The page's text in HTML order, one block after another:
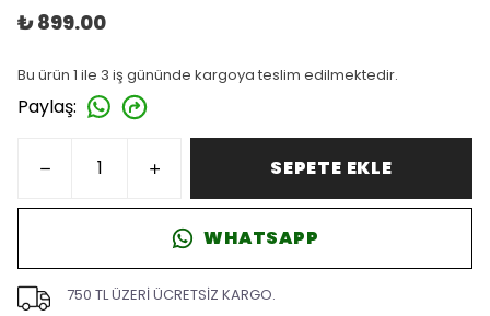
₺ 899.00
Bu ürün 1 ile 3 iş gününde kargoya teslim edilmektedir.
Paylaş:
SEPETE EKLE
WHATSAPP
750 TL ÜZERİ ÜCRETSİZ KARGO.